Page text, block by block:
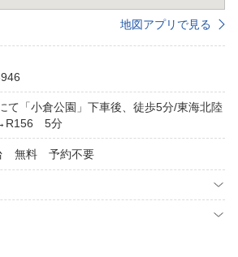
地図アプリで見る
て「小倉公園」下車後、徒歩5分/東海北陸
5分
無料 予約不要